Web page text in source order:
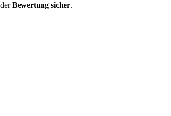
derBewertung sicher.